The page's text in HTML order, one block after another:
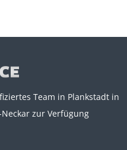
Team in Plankstadt in
zur Verfügung